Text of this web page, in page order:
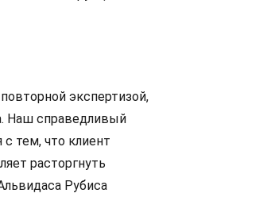
экспертизой,
Наш справедливый
тем, что клиент
расторгнуть
Рубиса